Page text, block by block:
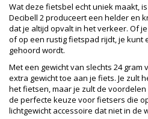
Wat deze fietsbel echt uniek maakt,
Decibell 2 produceert een helder en
dat je altijd opvalt in het verkeer. Of
of op een rustig fietspad rijdt, je kunt
gehoord wordt.
Met een gewicht van slechts 24
extra gewicht toe aan je fiets. Je zult
het fietsen, maar je zult de
de perfecte keuze voor fietsers die
lichtgewicht accessoire dat niet in de